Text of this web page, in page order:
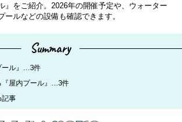
』をご紹介。2026年の開催予定や、ウォーター
ールなどの設備も確認できます。
Summary
ール』…3件
『屋内プール』…3件
記事